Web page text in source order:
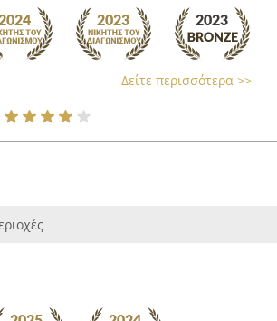
Δείτε περισσότερα >>